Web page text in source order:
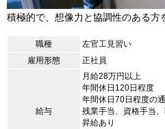
積極的で、想像力と協調性のある方
職種
左官工見習い
雇用形態
正社員
給与
月給28万円以上
年間休日120日程度
年間休日70日程度の
残業手当、資格手当
昇給あり